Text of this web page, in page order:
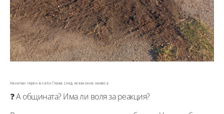
Насипан терен в село Глава след незаконна намеса
❓ А общината? Има ли воля за реакция?